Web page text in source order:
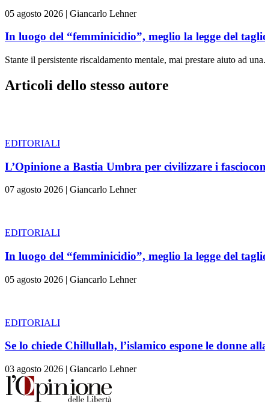
05 agosto 2026 | Giancarlo Lehner
In luogo del “femminicidio”, meglio la legge del
Stante il persistente riscaldamento mentale, mai prestare aiuto ad
Articoli dello stesso autore
EDITORIALI
L’Opinione a Bastia Umbra per civilizzare i
07 agosto 2026 | Giancarlo Lehner
EDITORIALI
In luogo del “femminicidio”, meglio la legge del
05 agosto 2026 | Giancarlo Lehner
EDITORIALI
Se lo chiede Chillullah, l’islamico espone le donne
03 agosto 2026 | Giancarlo Lehner